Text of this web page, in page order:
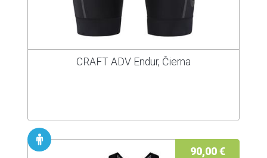
CRAFT ADV Endur, Čierna
90,00 €